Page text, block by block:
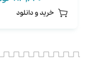
خرید و دانلود